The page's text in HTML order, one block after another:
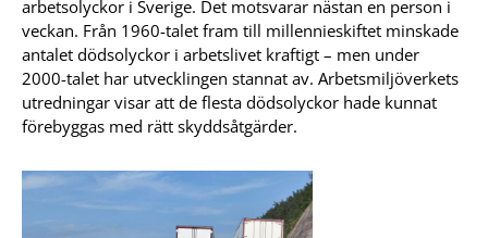
arbetsolyckor i Sverige. Det motsvarar nästan en person i
veckan. Från 1960-talet fram till millennieskiftet minskade
antalet dödsolyckor i arbetslivet kraftigt – men under
2000-talet har utvecklingen stannat av. Arbetsmiljöverkets
utredningar visar att de flesta dödsolyckor hade kunnat
förebyggas med rätt skyddsåtgärder.